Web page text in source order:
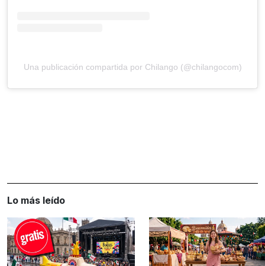
Una publicación compartida por Chilango (@chilangocom)
Lo más leído